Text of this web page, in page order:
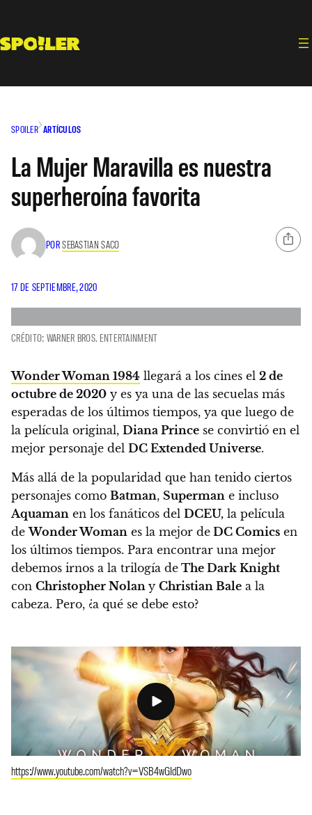
contenido
SPOILER ARTÍCULOS
La Mujer Maravilla es nuestra
superheroína favorita
PORSEBASTIAN SACO
17 DE SEPTIEMBRE, 2020
CRÉDITO: WARNER BROS. ENTERTAINMENT
Wonder Woman 1984 llegará a los cines el 2 de
octubre de 2020 y es ya una de las secuelas más
esperadas de los últimos tiempos, ya que luego de
la película original, Diana Prince se convirtió en el
mejor personaje del DC Extended Universe.
Más allá de la popularidad que han tenido ciertos
personajes como Batman, Superman e incluso
Aquaman en los fanáticos del DCEU, la película
deWonder Woman es la mejor de DC Comics en
los últimos tiempos. Para encontrar una mejor
debemos irnos a la trilogía de The Dark Knight
con Christopher Nolan y Christian Bale a la
cabeza. Pero, ¿a qué se debe esto?
https://www.youtube.com/watch?v=VSB4wGIdDwo